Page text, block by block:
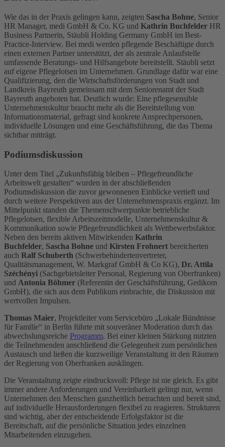
Wie das in der Praxis gelingen kann, zeigten Sascha Bohne, Senior
HR Manager, medi GmbH & Co. KG und Kathrin Buchfelder HR
Business Partnerin, Stäubli Holding Germany GmbH im Best-
Practice-Interview. Bei medi werden pflegende Beschäftigte durch
einen externen Partner unterstützt, der als zentrale Anlaufstelle
umfassende Beratungs- und Hilfsangebote bereitstellt. Stäubli setzt
auf eigene Pflegelotsen im Unternehmen. Grundlage dafür war eine
Qualifizierung, den die Wirtschaftsförderungen von Stadt und
Landkreis Bayreuth gemeinsam mit dem Seniorenamt der Stadt
Bayreuth angeboten hat. Deutlich wurde: Eine pflegesensible
Unternehmenskultur braucht mehr als die Bereitstellung von
Informationsmaterial, gefragt sind konkrete Ansprechpersonen,
individuelle Lösungen und eine Geschäftsführung, die das Thema
sichtbar mitträgt.
Podiumsdiskussion
Unter dem Titel „Zukunftsfähig bleiben – Pflegefreundliche
Arbeitswelt gestalten“ wurden in der abschließenden
Podiumsdiskussion die zuvor gewonnenen Einblicke vertieft und
durch weitere Perspektiven aus der Unternehmenspraxis ergänzt. Im
Mittelpunkt standen die Themenschwerpunkte betriebliche
Pflegelotsen, flexible Arbeitszeitmodelle, Unternehmenskultur &
Kommunikation sowie Pflegefreundlichkeit als Wettbewerbsfaktor.
Neben den bereits aktiven Mitwirkenden Kathrin
Buchfelder, Sascha Bohne und Kirsten Frohnert bereicherten
auch Ralf Schuberth (Schwerbehindertenvertreter,
Qualitätsmanagement, W. Markgraf GmbH & Co KG), Dr. Attila
Széchényi (Sachgebietsleiter Personal, Regierung von Oberfranken)
und Antonia Böhmer (Referentin der Geschäftsführung, Gedikom
GmbH), die sich aus dem Publikum einbrachte, die Diskussion mit
wertvollen Impulsen.
Thomas Maier, Projektleiter vom Servicebüro „Lokale Bündnisse
für Familie“ in Berlin führte mit souveräner Moderation durch das
abwechslungsreiche Programm. Bei einer kleinen Stärkung nutzten
die Teilnehmenden anschließend die Gelegenheit zum persönlichen
Austausch und ließen die kurzweilige Veranstaltung in den Räumen
der Regierung von Oberfranken ausklingen.
Die Veranstaltung zeigte eindrucksvoll: Pflege ist nie gleich. Es gibt
immer andere Anforderungen und Vereinbarkeit gelingt nur, wenn
Unternehmen den Menschen ganzheitlich betrachten und bereit sind,
auf individuelle Herausforderungen flexibel zu reagieren. Strukturen
sind wichtig, aber der entscheidende Erfolgsfaktor ist die
Bereitschaft, auf die persönliche Situation jedes einzelnen
Mitarbeitenden einzugehen.